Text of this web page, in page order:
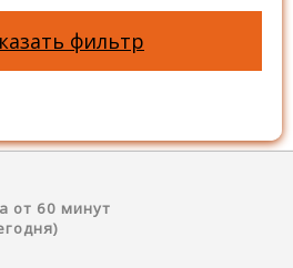
фильтр
от 60 минут